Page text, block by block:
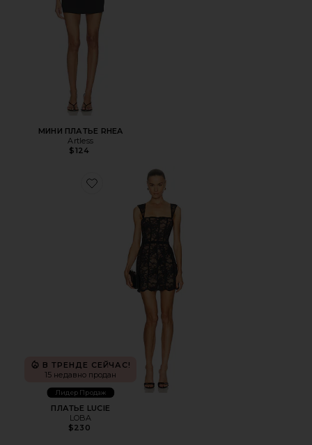
МИНИ ПЛАТЬЕ RHEA
Artless
$124
Favorite ПЛАТЬЕ LUCIE
В ТРЕНДЕ СЕЙЧАС!
15 недавно продан
Лидер Продаж
ПЛАТЬЕ LUCIE
LOBA
$230